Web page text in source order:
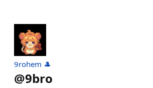
9rohem 🎩
@9bro